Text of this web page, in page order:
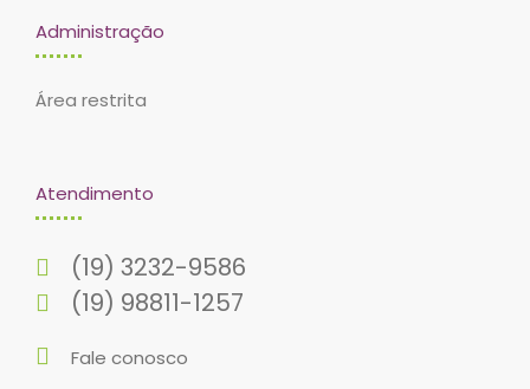
Administração
Área restrita
Atendimento
(19) 3232-9586
(19) 98811-1257
Fale conosco